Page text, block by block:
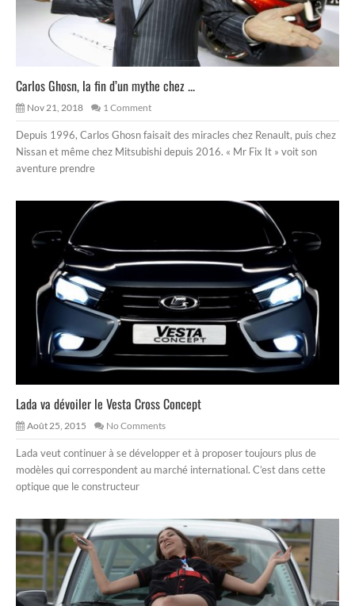
Carlos Ghosn, la fin d’un mythe chez ...
Nov 21, 2018 1 Comment
Depuis 1996, Carlos Ghosn faisait des miracles chez Renault, puis chez
Nissan et même chez Mitsubishi depuis 2016. « Mr Fix It » voit son
aventure prendre
Lada va dévoiler le Vesta Cross Concept
Août 25, 2015 No Comments
Lada veut continuer à se développer et à proposer toujours plus de
modèles qui correspondent au marché international. C’est dans cette
optique que le constructeur